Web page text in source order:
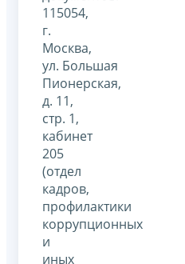
115054,
г.
Москва,
ул. Большая
Пионерская,
д. 11,
стр. 1,
кабинет
205
(отдел
кадров,
профилактики
коррупционных
и
иных